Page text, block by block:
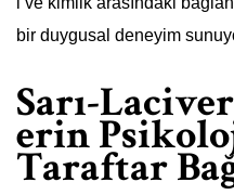
bir duygusal deneyim
Sarı-
erin
Taraftar